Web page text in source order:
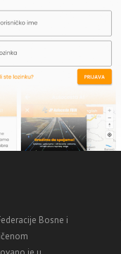
Bosne i